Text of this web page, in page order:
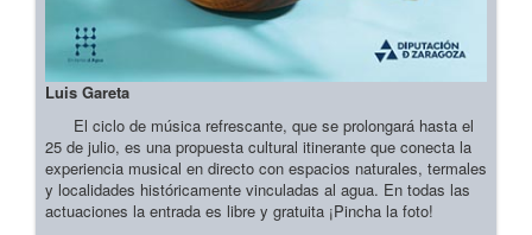
Luis Gareta
El ciclo de música refrescante, que se prolongará hasta el
25 de julio, es una propuesta cultural itinerante que conecta la
experiencia musical en directo con espacios naturales, termales
y localidades históricamente vinculadas al agua. En todas las
actuaciones la entrada es libre y gratuita ¡Pincha la foto!